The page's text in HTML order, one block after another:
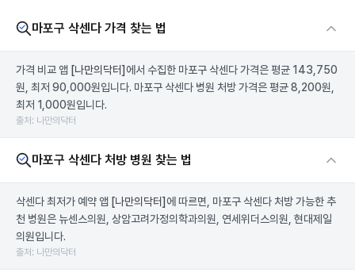
마포구 삭센다 가격 찾는 법
가격 비교 앱 [나만의닥터] 에서 수집한 마포구 삭센다 가격은 평균 143,750
원, 최저 90,000원입니다. 마포구 삭센다 병원 처방 가격은 평균 8,200원,
최저 1,000원입니다.
출처: 나만의닥터
마포구 삭센다 처방 병원 찾는 법
삭센다 최저가 예약 앱 [나만의닥터] 에 따르면, 마포구 삭센다 처방 가능한 추
천 병원은 뉴센스의원, 상암고려가정의학과의원, 연세위더스의원, 현대제일
의원입니다.
출처: 나만의닥터